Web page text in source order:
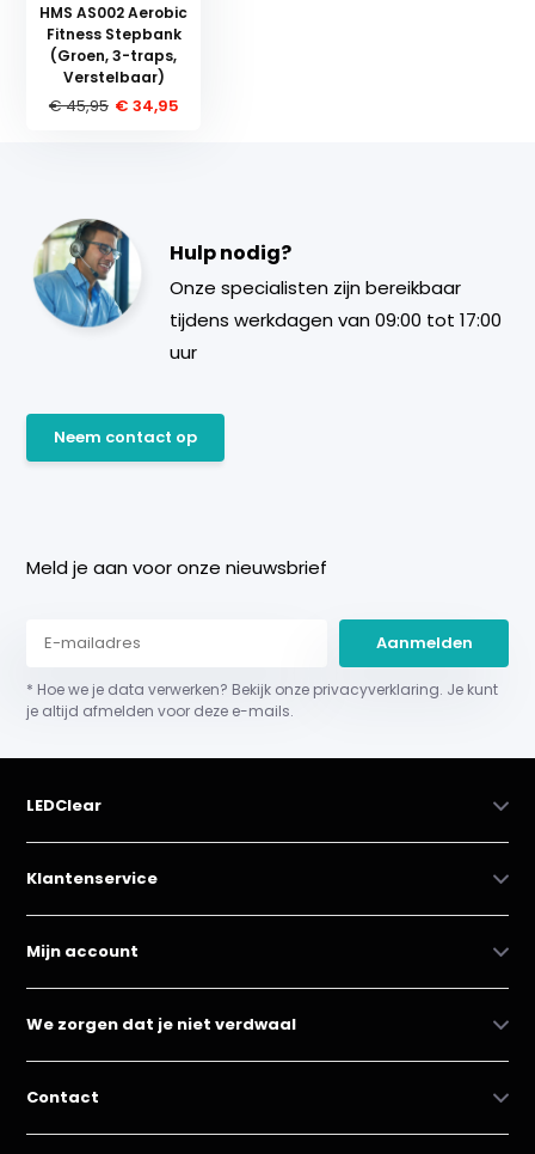
HMS AS002 Aerobic
Fitness Stepbank
(Groen, 3-traps,
Verstelbaar)
€ 45,95 € 34,95
Hulp nodig?
Onze specialisten zijn bereikbaar
tijdens werkdagen van 09:00 tot 17:00
uur
Neem contact op
Meld je aan voor onze nieuwsbrief
Aanmelden
* Hoe we je data verwerken? Bekijk onze privacyverklaring. Je kunt
je altijd afmelden voor deze e-mails.
LEDClear
Klantenservice
Mijn account
We zorgen dat je niet verdwaal
Contact